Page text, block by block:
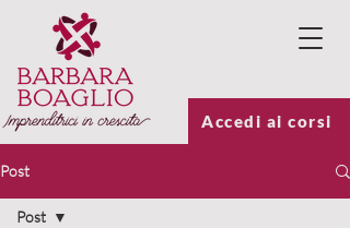
Accedi ai corsi
Post
Post